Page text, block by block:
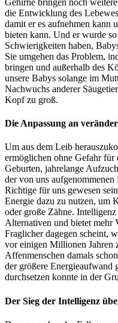
die Entwicklung des
damit er es aufnehmen kann
bieten kann. Und er wurde
Schwierigkeiten haben,
Sie umgehen das Problem,
bringen und außerhalb des
unsere Babys solange im
Nachwuchs anderer
Kopf zu groß.
Die Anpassung an
Um aus dem Leib
ermöglichen ohne Gefahr für
Geburten, jahrelange
der von uns
Richtige für uns gewesen
Energie dazu zu nutzen, um
oder große Zähne.
Alternativen und bietet mehr
Fraglicher dagegen scheint,
vor einigen Millionen Jahren
Affenmenschen damals
der größere Energieaufwand
durchsetzen konnte in der
Der Sieg der Intelligenz